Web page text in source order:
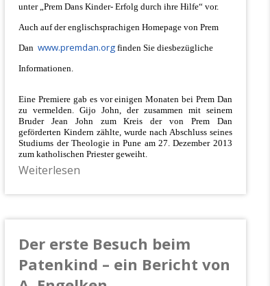
unter „Prem Dans Kinder- Erfolg durch ihre Hilfe“ vor.
Auch auf der englischsprachigen Homepage von Prem
Dan www.premdan.org finden Sie diesbezügliche
Informationen.
Eine Premiere gab es vor einigen Monaten bei Prem Dan
zu vermelden. Gijo John, der zusammen mit seinem
Bruder Jean John zum Kreis der von Prem Dan
geförderten Kindern zählte, wurde nach Abschluss seines
Studiums der Theologie in Pune am 27. Dezember 2013
zum katholischen Priester geweiht.
Weiterlesen
Der erste Besuch beim
Patenkind – ein Bericht von